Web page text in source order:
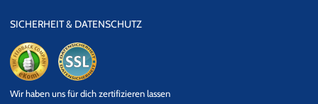
SICHERHEIT & DATENSCHUTZ
Datensicherheit
Wir haben uns für dich zertifizieren lassen